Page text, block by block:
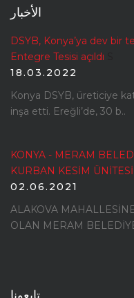
الأخبار
DSYB, Konya’ya dev bir
Entegre Tesisi açıldı
18.03.2022
Konya DSYB, üreticiye
inşa etti. Ereğli’de, 30 b..
KONYA - MERAM
KURBAN KESİM ÜNİTESİ
02.06.2021
ALAKOVA
OLAN MERAM